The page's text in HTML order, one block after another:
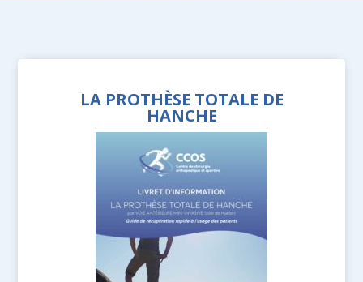
LA PROTHÈSE TOTALE DE
HANCHE